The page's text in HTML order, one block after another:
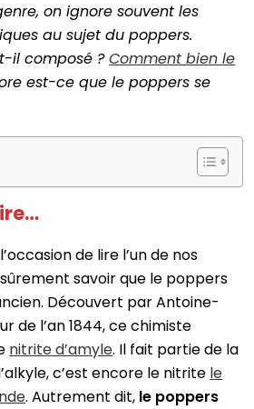
on ignore souvent les
au sujet du poppers.
il composé ?Comment bien le
est-ce que le poppers se
de lire l’un de nos
savoir que le poppers
Découvert par Antoine-
de l’an 1844, ce chimiste
nitrite d’amyle. Il fait partie de la
c’est encore le nitrite le
. Autrement dit, le poppers